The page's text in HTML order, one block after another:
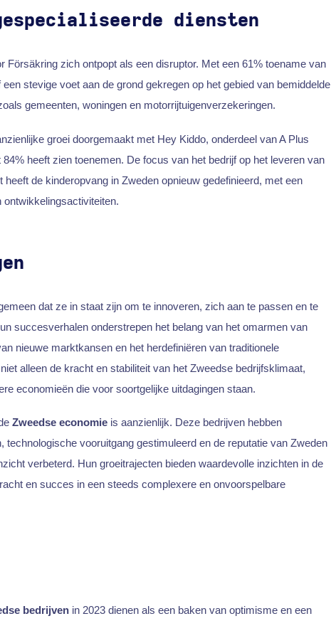
diensten
Försäkring zich ontpopt als een disruptor. Met een 61% toename van
stevige voet aan de grond gekregen op het gebied van bemiddelde
gemeenten, woningen en motorrijtuigenverzekeringen.
groei doorgemaakt met Hey Kiddo, onderdeel van A Plus
heeft zien toenemen. De focus van het bedrijf op het leveren van
de kinderopvang in Zweden opnieuw gedefinieerd, met een
ontwikkelingsactiviteiten.
dat ze in staat zijn om te innoveren, zich aan te passen en te
succesverhalen onderstrepen het belang van het omarmen van
nieuwe marktkansen en het herdefiniëren van traditionele
alleen de kracht en stabiliteit van het Zweedse bedrijfsklimaat,
economieën die voor soortgelijke uitdagingen staan.
Zweedse economieis aanzienlijk. Deze bedrijven hebben
technologische vooruitgang gestimuleerd en de reputatie van Zweden
verbeterd. Hun groeitrajecten bieden waardevolle inzichten in de
en succes in een steeds complexere en onvoorspelbare
bedrijvenin 2023 dienen als een baken van optimisme en een